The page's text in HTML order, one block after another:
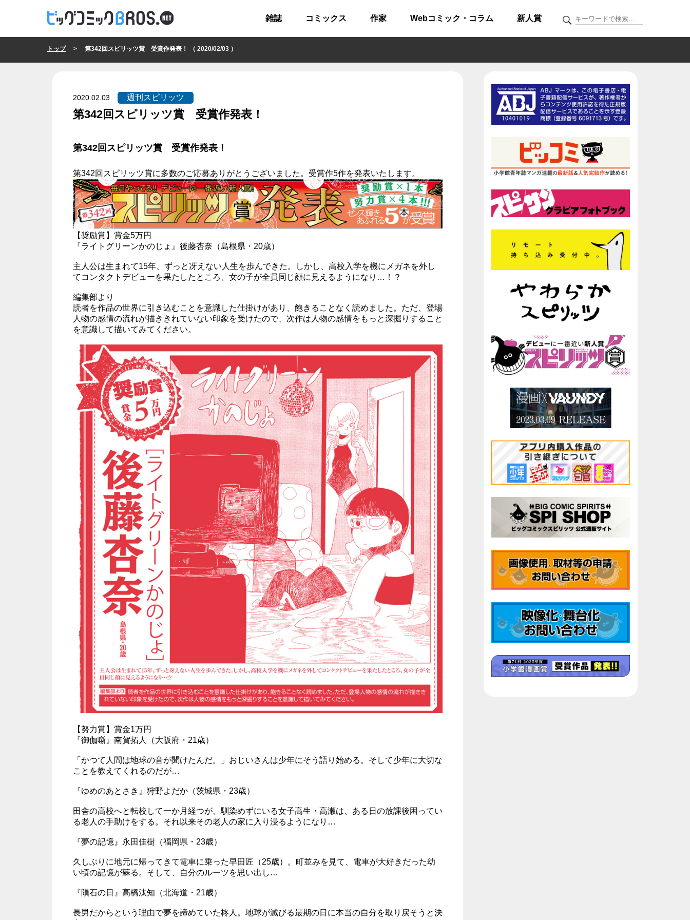
雑誌 コミックス 作家 Webコミック・コラム 新人賞
トップ> 第342回スピリッツ賞 受賞作発表！ （ 2020/02/03 ）
週刊スピリッツ
2020.02.03
第342回スピリッツ賞 受賞作発表！
第342回スピリッツ賞 受賞作発表！
第342回スピリッツ賞に多数のご応募ありがとうございました。受賞作5作を発表いたします。
【奨励賞】賞金5万円
『ライトグリーンかのじょ』後藤杏奈（島根県・20歳）
主人公は生まれて15年、ずっと冴えない人生を歩んできた。しかし、高校入学を機にメガネを外し
てコンタクトデビューを果たしたところ、女の子が全員同じ顔に見えるようになり…！？
編集部より
読者を作品の世界に引き込むことを意識した仕掛けがあり、飽きることなく読めました。ただ、登場
人物の感情の流れが描ききれていない印象を受けたので、次作は人物の感情をもっと深掘りすること
を意識して描いてみてください。
【努力賞】賞金1万円
『御伽噺』南賀拓人（大阪府・21歳）
「かつて人間は地球の音が聞けたんだ。」おじいさんは少年にそう語り始める。そして少年に大切な
ことを教えてくれるのだが…
『ゆめのあとさき』狩野よだか（茨城県・23歳）
田舎の高校へと転校して一か月経つが、馴染めずにいる女子高生・高瀬は、ある日の放課後困ってい
る老人の手助けをする。それ以来その老人の家に入り浸るようになり…
『夢の記憶』永田佳樹（福岡県・23歳）
久しぶりに地元に帰ってきて電車に乗った早田匠（25歳）。町並みを見て、電車が大好きだった幼
い頃の記憶が蘇る。そして、自分のルーツを思い出し…
『隕石の日』高橋汰知（北海道・21歳）
長男だからという理由で夢を諦めていた柊人。地球が滅びる最期の日に本当の自分を取り戻そうと決